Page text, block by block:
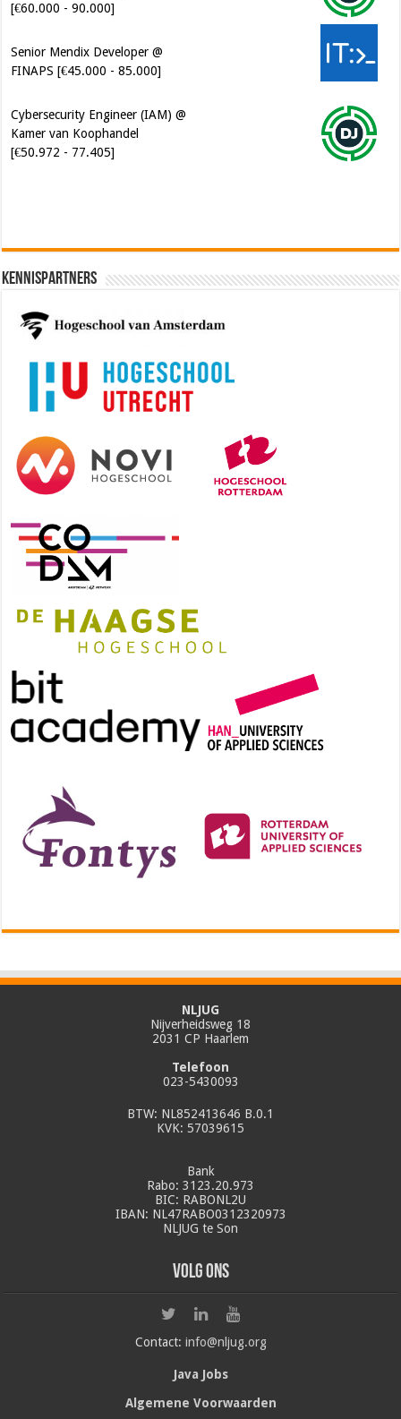
[€60.000 - 90.000]
Senior Mendix Developer @
FINAPS [€45.000 - 85.000]
Cybersecurity Engineer (IAM) @
Kamer van Koophandel
[€50.972 - 77.405]
Kennispartners
NLJUG
Nijverheidsweg 18
2031 CP Haarlem
Telefoon
023-5430093
BTW: NL852413646 B.0.1
KVK: 57039615
Bank
Rabo: 3123.20.973
BIC: RABONL2U
IBAN: NL47RABO0312320973
NLJUG te Son
Volg ons
Contact: info@nljug.org
Java Jobs
Algemene Voorwaarden